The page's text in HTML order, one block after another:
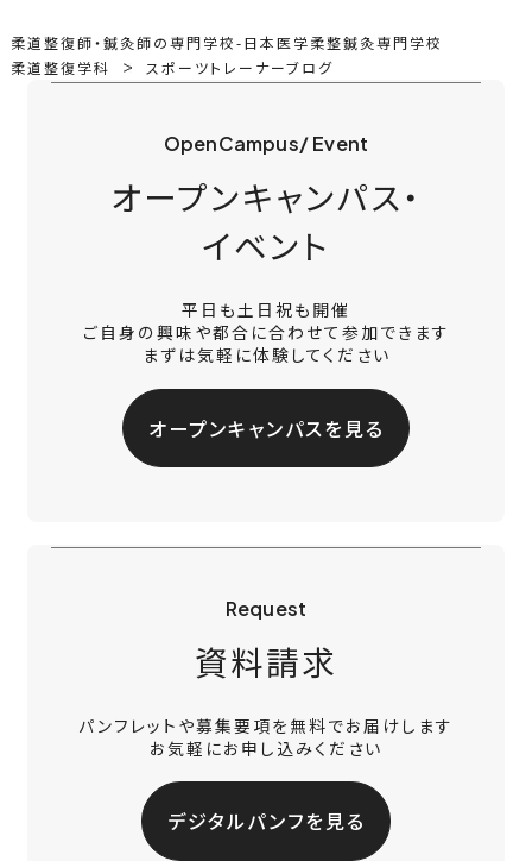
柔道整復師・鍼灸師の専門学校-日本医学柔整鍼灸専門学校
柔道整復学科
スポーツトレーナーブログ
OpenCampus/ Event
オープンキャンパス・
イベント
平日も土日祝も開催
ご自身の興味や都合に合わせて参加できます
まずは気軽に体験してください
オープンキャンパスを見る
Request
資料請求
パンフレットや募集要項を無料でお届けします
お気軽にお申し込みください
デジタルパンフを見る